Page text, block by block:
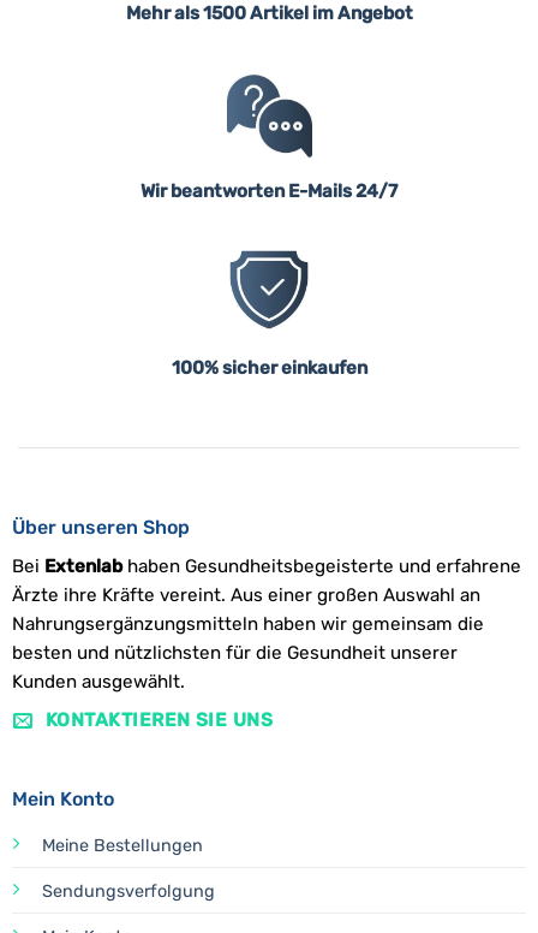
Mehr als 1500 Artikel im Angebot
Wir beantworten E-Mails 24/7
100% sicher einkaufen
Über unseren Shop
Bei Extenlabhaben Gesundheitsbegeisterte und erfahrene
Ärzte ihre Kräfte vereint. Aus einer großen Auswahl an
Nahrungsergänzungsmitteln haben wir gemeinsam die
besten und nützlichsten für die Gesundheit unserer
Kunden ausgewählt.
KONTAKTIEREN SIE UNS
Mein Konto
Meine Bestellungen
Sendungsverfolgung